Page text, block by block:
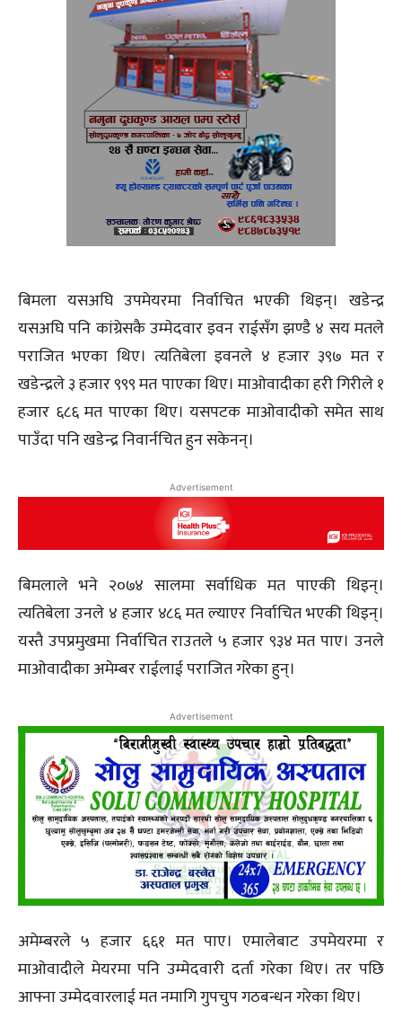
बिमला यसअघि उपमेयरमा निर्वाचित भएकी थिइन्। खडेन्द्र
यसअघि पनि कांग्रेसकै उम्मेदवार इवन राईसँग झण्डै ४ सय मतले
पराजित भएका थिए। त्यतिबेला इवनले ४ हजार ३९७ मत र
खडेन्द्रले ३ हजार ९९९ मत पाएका थिए। माओवादीका हरी गिरीले १
हजार ६८६ मत पाएका थिए। यसपटक माओवादीको समेत साथ
पाउँदा पनि खडेन्द्र निवार्नचित हुन सकेनन्।
Advertisement
बिमलाले भने २०७४ सालमा सर्वाधिक मत पाएकी थिइन्।
त्यतिबेला उनले ४ हजार ४८६ मत ल्याएर निर्वाचित भएकी थिइन्।
यस्तै उपप्रमुखमा निर्वाचित राउतले ५ हजार ९३४ मत पाए। उनले
माओवादीका अमेम्बर राईलाई पराजित गरेका हुन्।
Advertisement
अमेम्बरले ५ हजार ६६१ मत पाए। एमालेबाट उपमेयरमा र
माओवादीले मेयरमा पनि उम्मेदवारी दर्ता गरेका थिए। तर पछि
आफ्ना उम्मेदवारलाई मत नमागि गुपचुप गठबन्धन गरेका थिए।